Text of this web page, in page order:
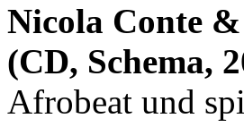
Nicola Conte
(CD, Schema,
Afrobeat und